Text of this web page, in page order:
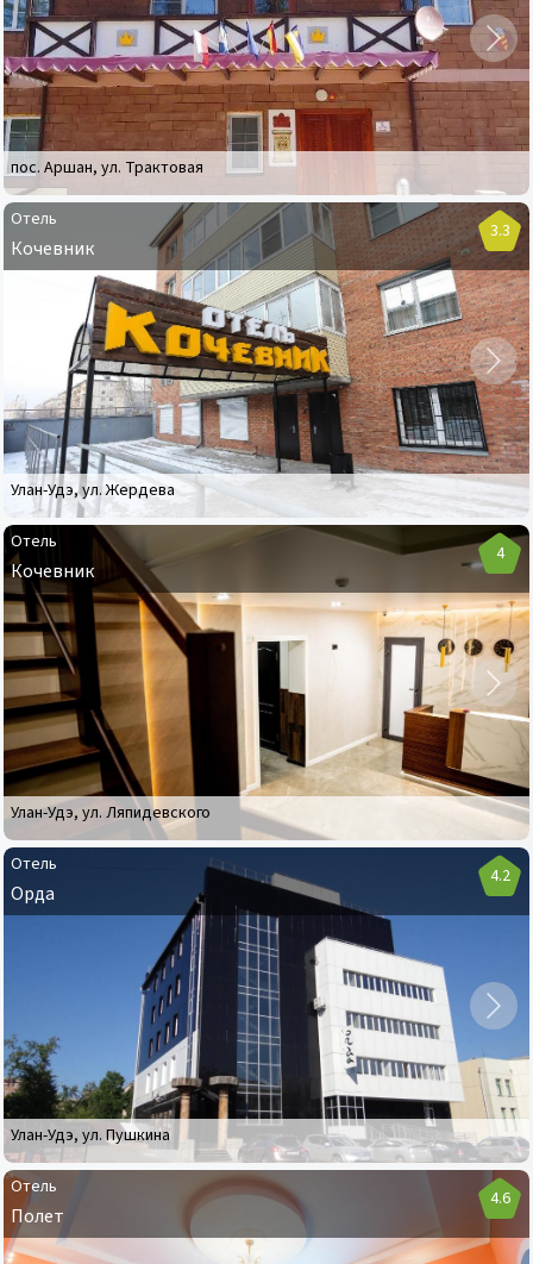
Аршана
пос. Аршан, ул. Трактовая
Отель
Кочевник
Кочевник
Улан-Удэ,ул. Жердева
3.3
Отель
Кочевник
Отель
Кочевник
Улан-Удэ, ул. Ляпидевского
4
Отель
Орда
Улан-Удэ, ул. Пушкина
4.2
Отель
Полет
Отель
4.6